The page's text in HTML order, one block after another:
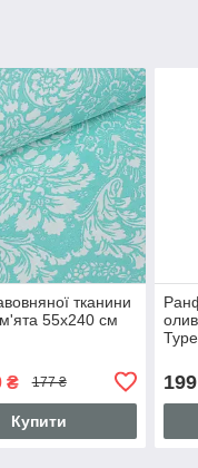
тканини
55х240 см
₴ 177 ₴
Купити
199